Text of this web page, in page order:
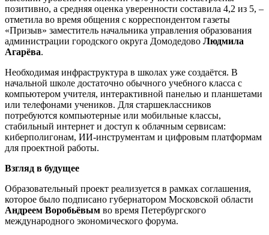
позитивно, а средняя оценка уверенности составила 4,2 из 5, –
отметила во время общения с корреспондентом газеты
«Призыв» заместитель начальника управления образования
администрации городского округа Домодедово Людмила
Агарёва.
Необходимая инфраструктура в школах уже создаётся. В
начальной школе достаточно обычного учебного класса с
компьютером учителя, интерактивной панелью и планшетами
или телефонами учеников. Для старшеклассников
потребуются компьютерные или мобильные классы,
стабильный интернет и доступ к облачным сервисам:
киберполигонам, ИИ-инструментам и цифровым платформам
для проектной работы.
Взгляд в будущее
Образовательный проект реализуется в рамках соглашения,
которое было подписано губернатором Московской области
Андреем Воробьёвым во время Петербургского
международного экономического форума.